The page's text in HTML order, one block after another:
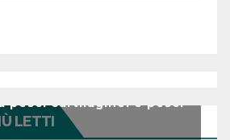
LETTI
pesci cartilaginei e pesci